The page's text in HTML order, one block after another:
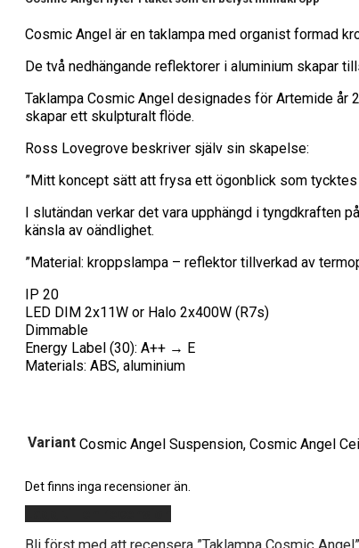
Cosmic Angel är en taklampa med organist formad
De två nedhängande reflektorer i aluminium skapar
Taklampa Cosmic Angel designades för Artemide
skapar ett skulpturalt flöde.
Ross Lovegrove beskriver själv sin skapelse:
”Mitt koncept sätt att frysa ett ögonblick som
I slutändan verkar det vara upphängd i tyngdkraften
känsla av oändlighet.
”Material: kroppslampa – reflektor tillverkad av
IP 20
LED DIM 2x11W or Halo 2x400W (R7s)
Dimmable
Energy Label (30): A++ → E
Materials: ABS, aluminium
Variant Cosmic Angel Suspension, Cosmic Angel
Det finns inga recensioner än.